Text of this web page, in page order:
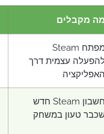
מה מקבלים
מפתח Steam
עצמית דרך
האפליקציה
חשבון Steam חדש
טעון במשחק